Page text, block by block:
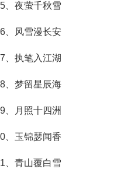
、夜萤千秋雪
、风雪漫长安
、执笔入江湖
、梦留星辰海
、月照十四洲
、玉锦瑟闻香
、青山覆白雪